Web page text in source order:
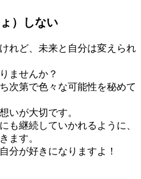
）しない
れど、未来と自分は変えられ
ませんか？
次第で色々な可能性を秘めて
いが大切です。
も継続していかれるように、
ます。
分が好きになりますよ！